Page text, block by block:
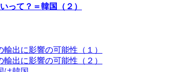
って？＝韓国（２）
輸出に影響の可能性（１）
輸出に影響の可能性（２）